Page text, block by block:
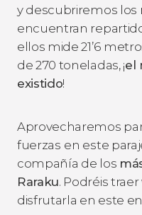
y descubriremos los
encuentran
ellos mide 21’6
de 270 toneladas, ¡el
existido!
Aprovecharemos
fuerzas en este
compañía de los
Raraku. Podréis
disfrutarla en este